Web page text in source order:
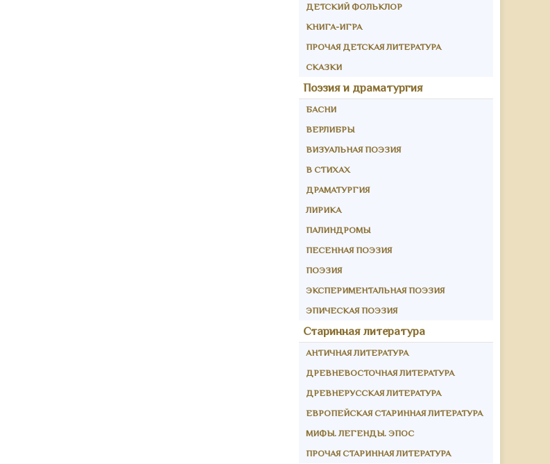
ДЕТСКИЙ ФОЛЬКЛОР
КНИГА-ИГРА
ПРОЧАЯ ДЕТСКАЯ ЛИТЕРАТУРА
СКАЗКИ
Поэзия и драматургия
БАСНИ
ВЕРЛИБРЫ
ВИЗУАЛЬНАЯ ПОЭЗИЯ
В СТИХАХ
ДРАМАТУРГИЯ
ЛИРИКА
ПАЛИНДРОМЫ
ПЕСЕННАЯ ПОЭЗИЯ
ПОЭЗИЯ
ЭКСПЕРИМЕНТАЛЬНАЯ ПОЭЗИЯ
ЭПИЧЕСКАЯ ПОЭЗИЯ
Старинная литература
АНТИЧНАЯ ЛИТЕРАТУРА
ДРЕВНЕВОСТОЧНАЯ ЛИТЕРАТУРА
ДРЕВНЕРУССКАЯ ЛИТЕРАТУРА
ЕВРОПЕЙСКАЯ СТАРИННАЯ ЛИТЕРАТУРА
МИФЫ. ЛЕГЕНДЫ. ЭПОС
ПРОЧАЯ СТАРИННАЯ ЛИТЕРАТУРА